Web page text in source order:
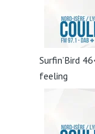
Surfin’Bird
feeling